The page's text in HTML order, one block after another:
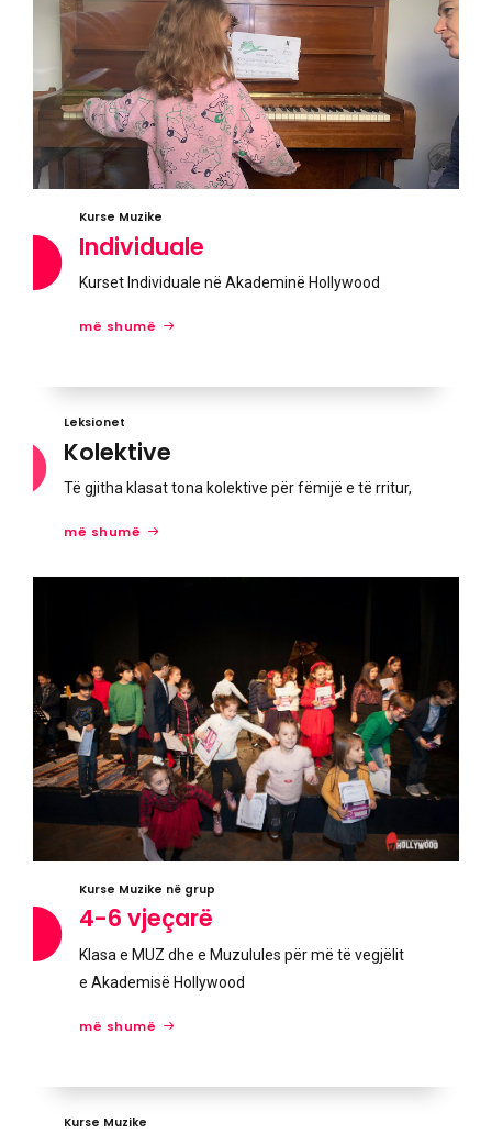
Kurse Muzike
Individuale
Kurset Individuale në Akademinë Hollywood
më shumë
Leksionet
Kolektive
Të gjitha klasat tona kolektive për fëmijë e të rritur,
më shumë
Kurse Muzike në grup
4-6 vjeçarë
Klasa e MUZ dhe e Muzulules për më të vegjëlit
e Akademisë Hollywood
më shumë
Kurse Muzike